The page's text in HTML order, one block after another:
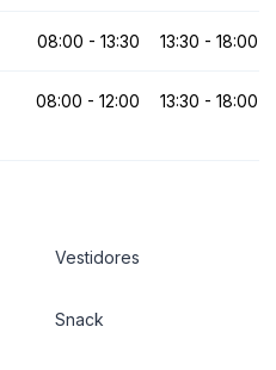
08:00 - 13:30 13:30 - 18:00
08:00 - 12:00 13:30 - 18:00
Vestidores
Snack